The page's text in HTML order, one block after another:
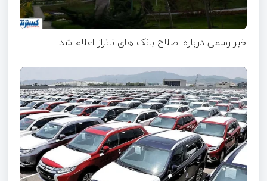
خبر رسمی درباره اصلاح بانک های ناتراز اعلام شد